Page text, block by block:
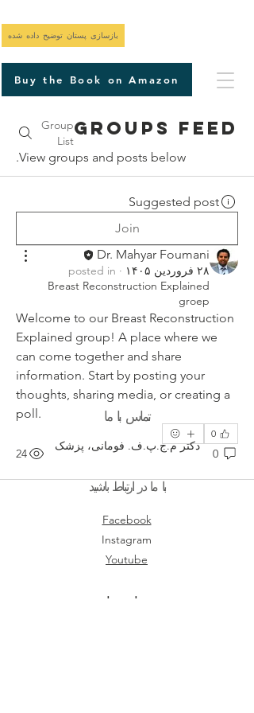
بازسازی پستان توضیح داده شده
Buy the Book on Amazon
Groups Feed
Group
List
View groups and posts below.
Suggested post
Join
Dr. Mahyar Foumani
۲۸ فروردین ۱۴۰۵ ·
posted in
Breast Reconstruction Explained
groep
Welcome to our Breast Reconstruction
Explained group! A place where we
can come together and share
information. Start by posting your
thoughts, sharing media, or creating a
poll.
0
0
24
تماس با ما
دکتر م.ج.پ.ف. فومانی، پزشک
با ما در ارتباط باشید
Facebook
Instagram
Youtube
سیاست‌ها